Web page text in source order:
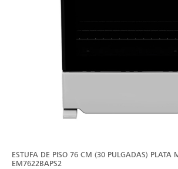
ESTUFA DE PISO 76 CM (30 PULGADAS) PLATA
EM7622BAPS2